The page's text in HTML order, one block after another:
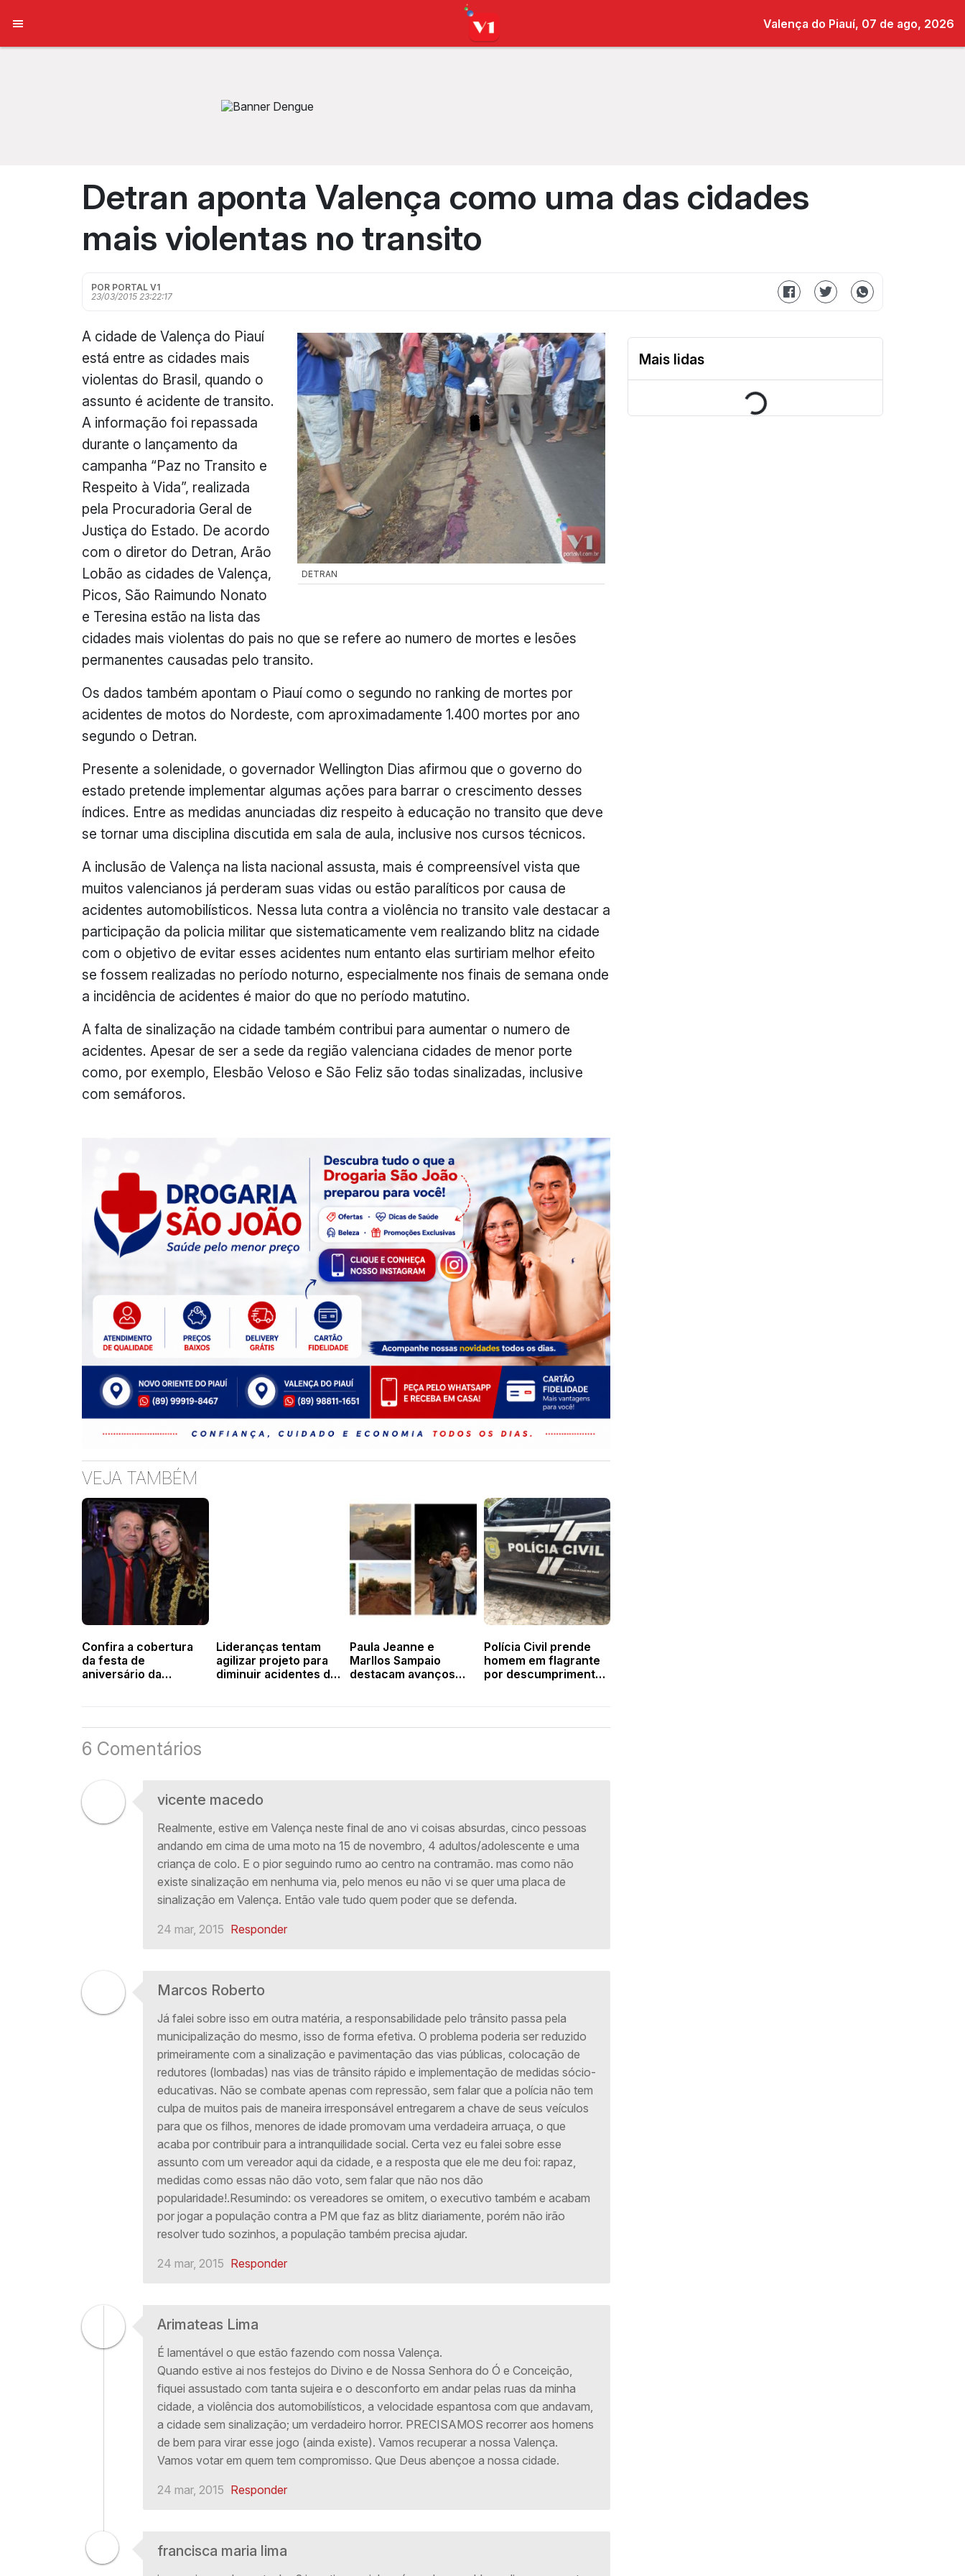
Valença do Piauí, 07 de ago, 2026
Detran aponta Valença como uma das cidades
mais violentas no transito
POR PORTAL V1
23/03/2015 23:22:17
DETRAN
A cidade de Valença do Piauí
está entre as cidades mais
violentas do Brasil, quando o
assunto é acidente de transito.
A informação foi repassada
durante o lançamento da
campanha “Paz no Transito e
Respeito à Vida”, realizada
pela Procuradoria Geral de
Justiça do Estado. De acordo
com o diretor do Detran, Arão
Lobão as cidades de Valença,
Picos, São Raimundo Nonato
e Teresina estão na lista das
cidades mais violentas do pais no que se refere ao numero de mortes e lesões
permanentes causadas pelo transito.
Os dados também apontam o Piauí como o segundo no ranking de mortes por
acidentes de motos do Nordeste, com aproximadamente 1.400 mortes por ano
segundo o Detran.
Presente a solenidade, o governador Wellington Dias afirmou que o governo do
estado pretende implementar algumas ações para barrar o crescimento desses
índices. Entre as medidas anunciadas diz respeito à educação no transito que deve
se tornar uma disciplina discutida em sala de aula, inclusive nos cursos técnicos.
A inclusão de Valença na lista nacional assusta, mais é compreensível vista que
muitos valencianos já perderam suas vidas ou estão paralíticos por causa de
acidentes automobilísticos. Nessa luta contra a violência no transito vale destacar a
participação da policia militar que sistematicamente vem realizando blitz na cidade
com o objetivo de evitar esses acidentes num entanto elas surtiriam melhor efeito
se fossem realizadas no período noturno, especialmente nos finais de semana onde
a incidência de acidentes é maior do que no período matutino.
A falta de sinalização na cidade também contribui para aumentar o numero de
acidentes. Apesar de ser a sede da região valenciana cidades de menor porte
como, por exemplo, Elesbão Veloso e São Feliz são todas sinalizadas, inclusive
com semáforos.
VEJA TAMBÉM
Confira a cobertura
da festa de
aniversário da
Lideranças tentam
agilizar projeto para
diminuir acidentes de
Paula Jeanne e
Marllos Sampaio
destacam avanços
Polícia Civil prende
homem em flagrante
por descumprimento
6 Comentários
vicente macedo
Realmente, estive em Valença neste final de ano vi coisas absurdas, cinco pessoas
andando em cima de uma moto na 15 de novembro, 4 adultos/adolescente e uma
criança de colo. E o pior seguindo rumo ao centro na contramão. mas como não
existe sinalização em nenhuma via, pelo menos eu não vi se quer uma placa de
sinalização em Valença. Então vale tudo quem poder que se defenda.
24 mar, 2015 Responder
Marcos Roberto
Já falei sobre isso em outra matéria, a responsabilidade pelo trânsito passa pela
municipalização do mesmo, isso de forma efetiva. O problema poderia ser reduzido
primeiramente com a sinalização e pavimentação das vias públicas, colocação de
redutores (lombadas) nas vias de trânsito rápido e implementação de medidas sócio-
educativas. Não se combate apenas com repressão, sem falar que a polícia não tem
culpa de muitos pais de maneira irresponsável entregarem a chave de seus veículos
para que os filhos, menores de idade promovam uma verdadeira arruaça, o que
acaba por contribuir para a intranquilidade social. Certa vez eu falei sobre esse
assunto com um vereador aqui da cidade, e a resposta que ele me deu foi: rapaz,
medidas como essas não dão voto, sem falar que não nos dão
popularidade!.Resumindo: os vereadores se omitem, o executivo também e acabam
por jogar a população contra a PM que faz as blitz diariamente, porém não irão
resolver tudo sozinhos, a população também precisa ajudar.
24 mar, 2015 Responder
Arimateas Lima
É lamentável o que estão fazendo com nossa Valença.
Quando estive ai nos festejos do Divino e de Nossa Senhora do Ó e Conceição,
fiquei assustado com tanta sujeira e o desconforto em andar pelas ruas da minha
cidade, a violência dos automobilísticos, a velocidade espantosa com que andavam,
a cidade sem sinalização; um verdadeiro horror. PRECISAMOS recorrer aos homens
de bem para virar esse jogo (ainda existe). Vamos recuperar a nossa Valença.
Vamos votar em quem tem compromisso. Que Deus abençoe a nossa cidade.
24 mar, 2015 Responder
francisca maria lima
Mais lidas
Loading...